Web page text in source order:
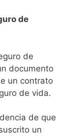
de
de
documento
un contrato
de vida.
de que
un